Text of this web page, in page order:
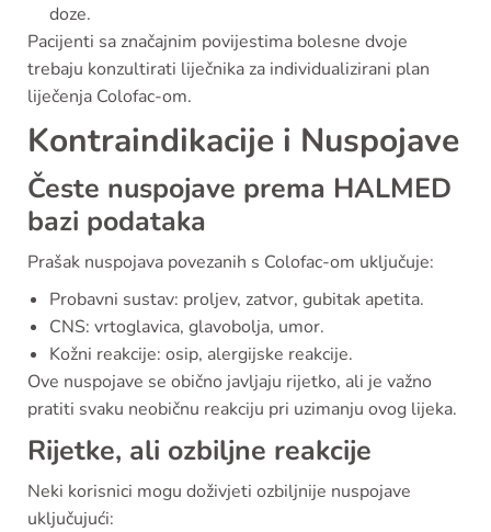
doze.
Pacijenti sa značajnim povijestima bolesne dvoje
trebaju konzultirati liječnika za individualizirani plan
liječenja Colofac-om.
Kontraindikacije i Nuspojave
Česte nuspojave prema HALMED
bazi podataka
Prašak nuspojava povezanih s Colofac-om uključuje:
Probavni sustav: proljev, zatvor, gubitak apetita.
CNS: vrtoglavica, glavobolja, umor.
Kožni reakcije: osip, alergijske reakcije.
Ove nuspojave se obično javljaju rijetko, ali je važno
pratiti svaku neobičnu reakciju pri uzimanju ovog lijeka.
Rijetke, ali ozbiljne reakcije
Neki korisnici mogu doživjeti ozbiljnije nuspojave
uključujući: